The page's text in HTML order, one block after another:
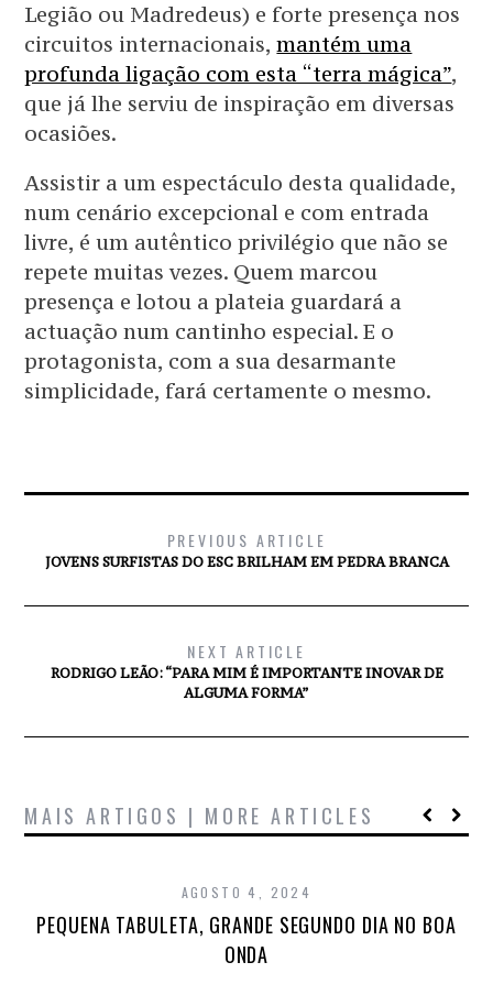
Legião ou Madredeus) e forte presença nos
circuitos internacionais,mantém uma
profunda ligação com esta “terra mágica”,
que já lhe serviu de inspiração em diversas
ocasiões.
Assistir a um espectáculo desta qualidade,
num cenário excepcional e com entrada
livre, é um autêntico privilégio que não se
repete muitas vezes. Quem marcou
presença e lotou a plateia guardará a
actuação num cantinho especial. E o
protagonista, com a sua desarmante
simplicidade, fará certamente o mesmo.
PREVIOUS ARTICLE
JOVENS SURFISTAS DO ESC BRILHAM EM PEDRA BRANCA
NEXT ARTICLE
RODRIGO LEÃO: “PARA MIM É IMPORTANTE INOVAR DE
ALGUMA FORMA”
MAIS ARTIGOS | MORE ARTICLES
AGOSTO 4, 2024
PEQUENA TABULETA, GRANDE SEGUNDO DIA NO BOA
ONDA